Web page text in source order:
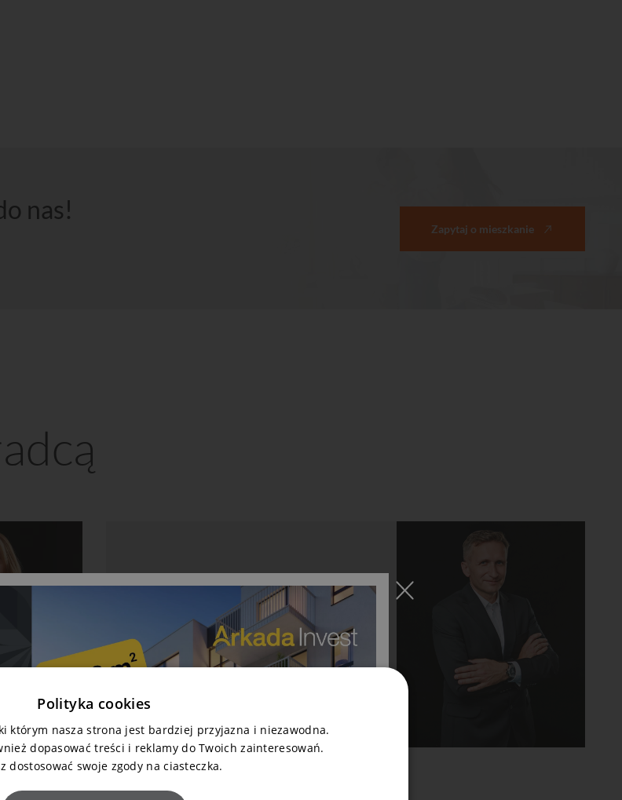
nas!
Zapytaj o mieszkanie
Marek Jasiński
525 119 016
Polityka cookies
którym nasza strona jest bardziej przyjazna i niezawodna.
dopasować treści i reklamy do Twoich zainteresowań.
dostosować swoje zgody na ciasteczka.